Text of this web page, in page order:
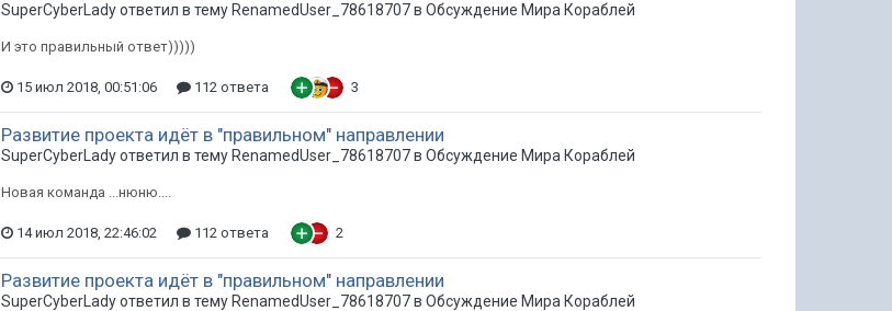
SuperCyberLady ответил в тему RenamedUser_78618707 вОбсуждение Мира Кораблей
И это правильный ответ)))))
15 июл 2018, 00:51:06 112 ответа 3
Развитие проекта идёт в "правильном" направлении
SuperCyberLady ответил в тему RenamedUser_78618707 вОбсуждение Мира Кораблей
Новая команда ...нюню....
14 июл 2018, 22:46:02 112 ответа 2
Развитие проекта идёт в "правильном" направлении
SuperCyberLady ответил в тему RenamedUser_78618707 вОбсуждение Мира Кораблей